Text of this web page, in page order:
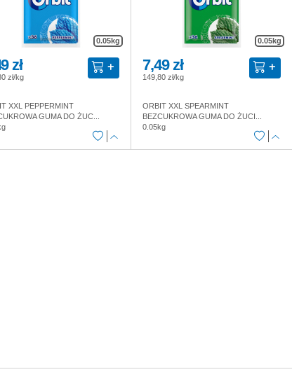
0.05kg
zł
zł/kg
XXL PEPPERMINT
GUMA DO ŻUC...
0.05kg
7,49 zł
149,80 zł/kg
ORBIT XXL SPEARMINT
BEZCUKROWA GUMA DO ŻUCI...
0.05kg